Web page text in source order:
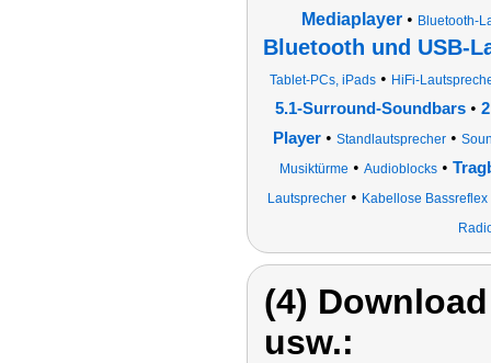
Mediaplayer • Bluetooth-
Bluetooth und USB-
Tablet-PCs, iPads • HiFi-
5.1-Surround-Soundbars •
Player• Standlautsprecher•
Musiktürme • Audioblocks •
Lautsprecher• Kabellose
(4)
usw.: